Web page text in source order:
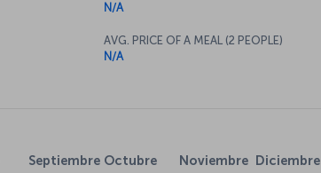
N/A
AVG. PRICE OF A MEAL (2 PEOPLE)
N/A
Septiembre Octubre Noviembre Diciembre